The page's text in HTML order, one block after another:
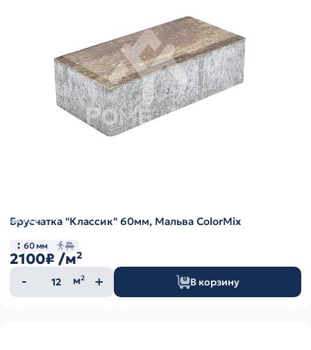
Брусчатка "Классик" 60мм, Мальва ColorMix
60 мм
2100₽ /м²
Количество
товара
м² В корзину